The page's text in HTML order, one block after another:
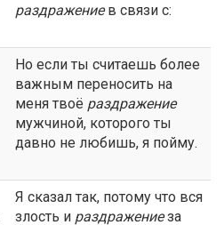
раздражениев связи с:
Но если ты считаешь более
важным переносить на
меня твоё раздражение
мужчиной, которого ты
давно не любишь, я пойму.
Я сказал так, потому что вся
злость и раздражениеза